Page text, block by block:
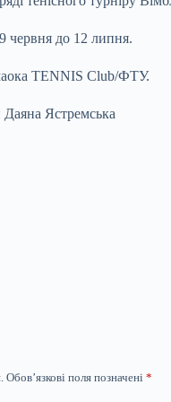
червня до 12 липня.
TENNIS Club/ФТУ.
Ястремська
Обов’язкові поля позначені *